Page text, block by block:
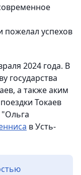
пожелал успехов
2024 года. В
государства
а также аким
Токаев
"Ольга
в Усть-